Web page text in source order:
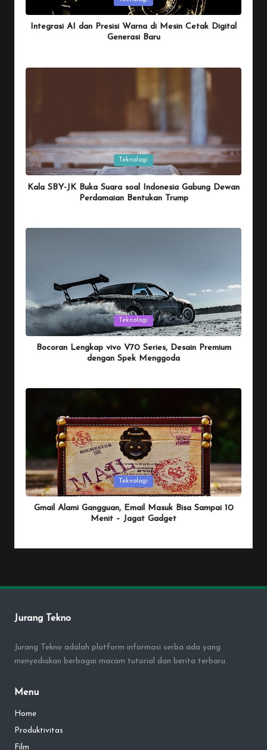
Integrasi AI dan Presisi Warna di Mesin Cetak Digital
Generasi Baru
Posted
in
Teknologi
Kala SBY-JK Buka Suara soal Indonesia Gabung Dewan
Perdamaian Bentukan Trump
Posted
Teknologi
Bocoran Lengkap vivo V70 Series, Desain Premium
dengan Spek Menggoda
Posted
in
Teknologi
Gmail Alami Gangguan, Email Masuk Bisa Sampai 10
Menit – Jagat Gadget
by
Jurang Tekno
Jurang Tekno adalah platform informasi serba ada yang
menyediakan berbagai macam tutorial dan berita terbaru.
Menu
Home
Produktivitas
Film